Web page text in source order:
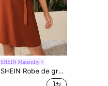
SHEIN Maternity
SHEIN Robe de grossesse ceinturée manches chauve-souris